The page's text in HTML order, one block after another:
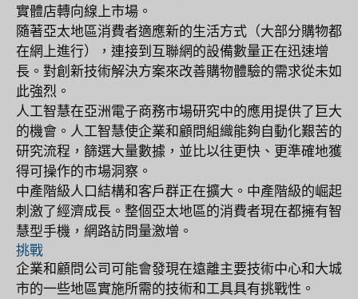
實體店轉向線上市場。
隨著亞太地區消費者適應新的生活方式（大部分購物都
在網上進行），連接到互聯網的設備數量正在迅速增
長。對創新技術解決方案來改善購物體驗的需求從未如
此強烈。
人工智慧在亞洲電子商務市場研究中的應用提供了巨大
的機會。人工智慧使企業和顧問組織能夠自動化艱苦的
研究流程，篩選大量數據，並比以往更快、更準確地獲
得可操作的市場洞察。
中產階級人口結構和客戶群正在擴大。中產階級的崛起
刺激了經濟成長。整個亞太地區的消費者現在都擁有智
慧型手機，網路訪問量激增。
挑戰
企業和顧問公司可能會發現在遠離主要技術中心和大城
市的一些地區實施所需的技術和工具具有挑戰性。